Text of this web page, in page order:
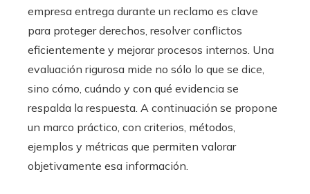
empresa entrega durante un reclamo es clave
para proteger derechos, resolver conflictos
eficientemente y mejorar procesos internos. Una
evaluación rigurosa mide no sólo lo que se dice,
sino cómo, cuándo y con qué evidencia se
respalda la respuesta. A continuación se propone
un marco práctico, con criterios, métodos,
ejemplos y métricas que permiten valorar
objetivamente esa información.